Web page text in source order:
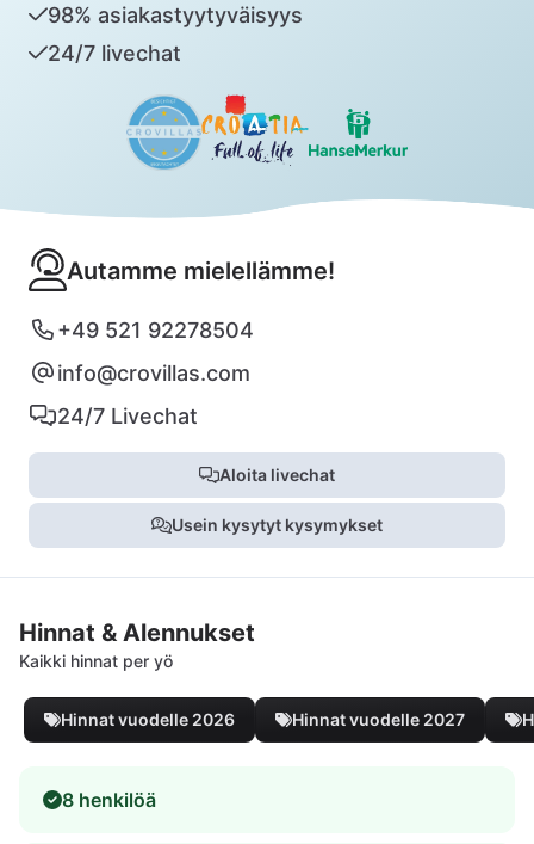
98% asiakastyytyväisyys
24/7 livechat
Autamme mielellämme!
+49 521 92278504
info@crovillas.com
24/7 Livechat
Aloita livechat
Usein kysytyt kysymykset
Hinnat & Alennukset
Kaikki hinnat per yö
Hinnat vuodelle 2026 Hinnat vuodelle 2027
8 henkilöä